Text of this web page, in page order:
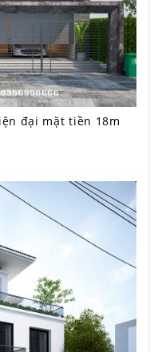
đại mặt tiền 18m